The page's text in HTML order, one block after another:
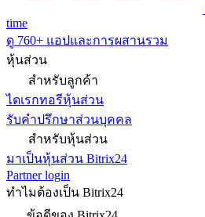
time
ดู 760+ แอปและการผสานรวม
หุ้นส่วน
สำหรับลูกค้า
ไดเรกทอรีหุ้นส่วน
รับคำปรึกษาส่วนบุคคล
สำหรับหุ้นส่วน
มาเป็นหุ้นส่วน Bitrix24
Partner login
ทำไมต้องเป็น Bitrix24